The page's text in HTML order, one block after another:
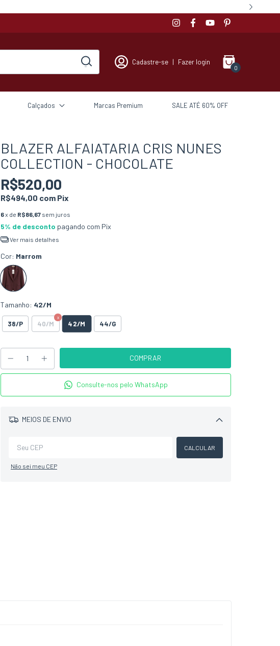
Cadastre-se | Fazer login
0
Calçados Marcas Premium SALE ATÉ 60% OFF
BLAZER ALFAIATARIA CRIS NUNES
COLLECTION - CHOCOLATE
R$520,00
R$494,00 com Pix
6x de R$86,67 sem juros
5% de desconto pagando com Pix
Ver mais detalhes
Cor: Marrom
Tamanho: 42/M
38/P 40/M 42/M 44/G
Consulte-nos pelo WhatsApp
MEIOS DE ENVIO
Alterar CEP
CALCULAR
Não sei meu CEP